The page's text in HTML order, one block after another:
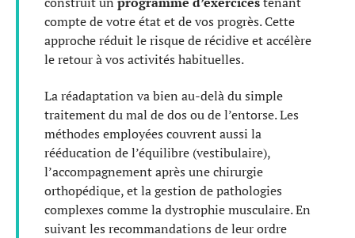
compte de votre état et de vos progrès. Cette
approche réduit le risque de récidive et accélère
le retour à vos activités habituelles.
La réadaptation va bien au-delà du simple
traitement du mal de dos ou de l’entorse. Les
méthodes employées couvrent aussi la
rééducation de l’équilibre (vestibulaire),
l’accompagnement après une chirurgie
orthopédique, et la gestion de pathologies
complexes comme la dystrophie musculaire. En
suivant les recommandations de leur ordre